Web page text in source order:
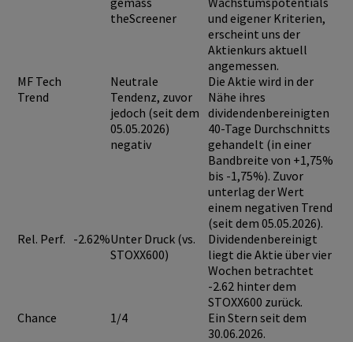
theScreener
und eigener Kriterien,
erscheint uns der
Aktienkurs aktuell
angemessen.
MF Tech
Trend
Neutrale
Tendenz, zuvor
jedoch (seit dem
05.05.2026)
negativ
Die Aktie wird in der
Nähe ihres
dividendenbereinigten
40-Tage Durchschnitts
gehandelt (in einer
Bandbreite von +1,75%
bis -1,75%). Zuvor
unterlag der Wert
einem negativen Trend
(seit dem 05.05.2026).
Rel. Perf. -2.62%Unter Druck (vs.
STOXX600)
Dividendenbereinigt
liegt die Aktie über vier
Wochen betrachtet
-2.62 hinter dem
STOXX600 zurück.
Chance
1/4
Ein Stern seit dem
30.06.2026.